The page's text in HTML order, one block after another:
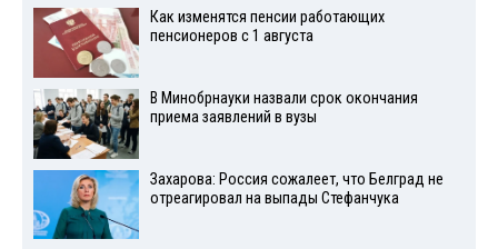
Как изменятся пенсии работающих
пенсионеров с 1 августа
В Минобрнауки назвали срок окончания
приема заявлений в вузы
Захарова: Россия сожалеет, что Белград не
отреагировал на выпады Стефанчука